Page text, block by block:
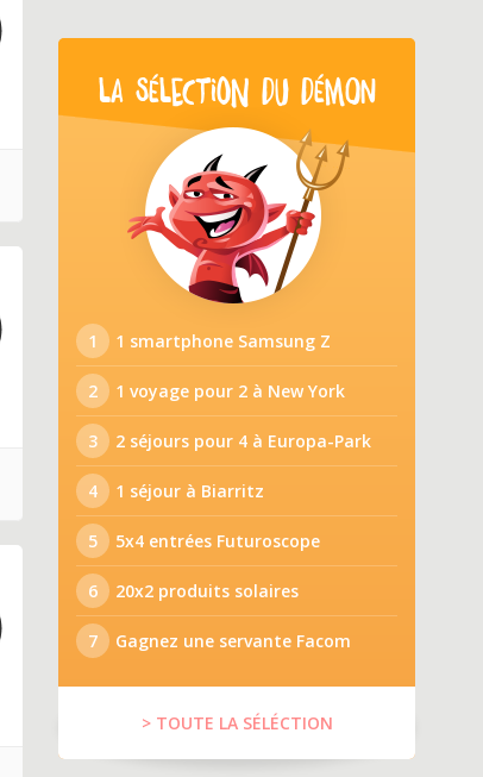
LA SÉLECTION DU DÉMON
1 1 smartphone Samsung Z
2 1 voyage pour 2 à New York
3 2 séjours pour 4 à Europa-Park
4 1 séjour à Biarritz
5 5x4 entrées Futuroscope
6 20x2 produits solaires
7 Gagnez une servante Facom
> TOUTE LA SÉLÉCTION